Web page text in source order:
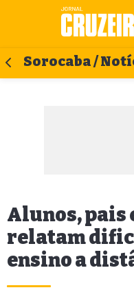
Sorocaba /
Alunos, pais
relatam
ensino a